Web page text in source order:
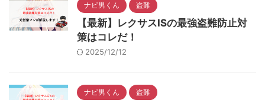
ナビ男くん 盗難
【最新】レクサスISの最強盗難防止対
策はコレだ！
2025/12/12
ナビ男くん 盗難